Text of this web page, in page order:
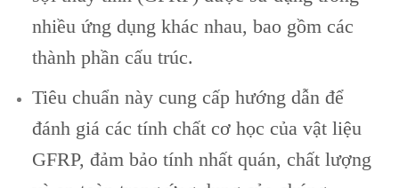
nhiều ứng dụng khác nhau, bao gồm các
thành phần cấu trúc.
Tiêu chuẩn này cung cấp hướng dẫn để
đánh giá các tính chất cơ học của vật liệu
GFRP, đảm bảo tính nhất quán, chất lượng